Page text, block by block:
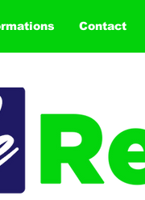
Contact